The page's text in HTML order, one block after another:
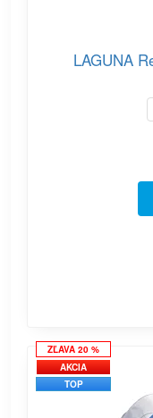
LAGUNA
ZĽAVA 20 %
AKCIA
TOP